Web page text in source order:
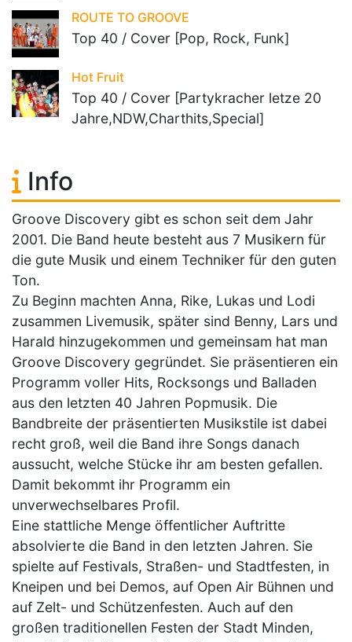
ROUTE TO GROOVE
Top 40 / Cover [Pop, Rock, Funk]
Hot Fruit
Top 40 / Cover [Partykracher letze 20
Jahre,NDW,Charthits,Special]
Info
Groove Discovery gibt es schon seit dem Jahr
2001. Die Band heute besteht aus 7 Musikern für
die gute Musik und einem Techniker für den guten
Ton.
Zu Beginn machten Anna, Rike, Lukas und Lodi
zusammen Livemusik, später sind Benny, Lars und
Harald hinzugekommen und gemeinsam hat man
Groove Discovery gegründet. Sie präsentieren ein
Programm voller Hits, Rocksongs und Balladen
aus den letzten 40 Jahren Popmusik. Die
Bandbreite der präsentierten Musikstile ist dabei
recht groß, weil die Band ihre Songs danach
aussucht, welche Stücke ihr am besten gefallen.
Damit bekommt ihr Programm ein
unverwechselbares Profil.
Eine stattliche Menge öffentlicher Auftritte
absolvierte die Band in den letzten Jahren. Sie
spielte auf Festivals, Straßen- und Stadtfesten, in
Kneipen und bei Demos, auf Open Air Bühnen und
auf Zelt- und Schützenfesten. Auch auf den
großen traditionellen Festen der Stadt Minden,